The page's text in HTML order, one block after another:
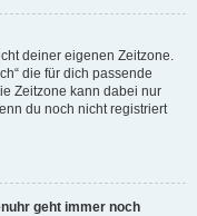
deiner eigenen Zeitzone.
die für dich passende
Zeitzone kann dabei nur
du noch nicht registriert
geht immer noch